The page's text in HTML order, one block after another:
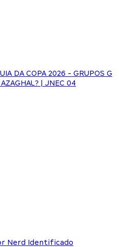
DA COPA 2026 - GRUPOS G
| JNEC 04
Nerd Identificado